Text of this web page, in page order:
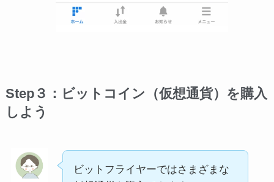
Step３：ビットコイン（仮想通貨）を購入
しよう
ビットフライヤーではさまざまな